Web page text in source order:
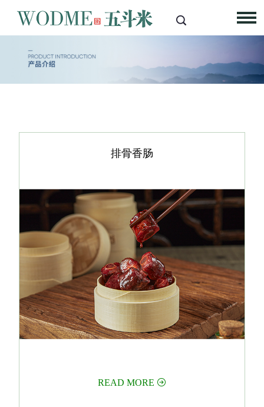
排骨香肠
READ MORE 